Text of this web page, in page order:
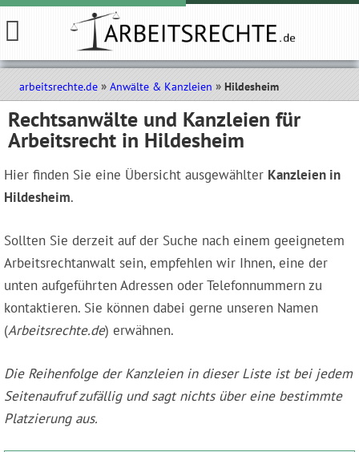
arbeitsrechte.de Anwälte & Kanzleien Hildesheim
Rechtsanwälte und Kanzleien für
Arbeitsrecht in Hildesheim
Hier finden Sie eine Übersicht ausgewählter Kanzleien in
Hildesheim.
Sollten Sie derzeit auf der Suche nach einem geeignetem
Arbeitsrechtanwalt sein, empfehlen wir Ihnen, eine der
unten aufgeführten Adressen oder Telefonnummern zu
kontaktieren. Sie können dabei gerne unseren Namen
(Arbeitsrechte.de) erwähnen.
Die Reihenfolge der Kanzleien in dieser Liste ist bei jedem
Seitenaufruf zufällig und sagt nichts über eine bestimmte
Platzierung aus.